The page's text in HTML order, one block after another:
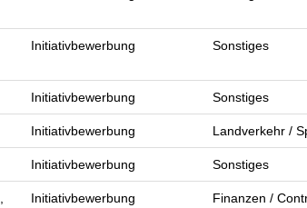
Initiativbewerbung Sonstiges
Initiativbewerbung Sonstiges
Initiativbewerbung Landverkehr /
Initiativbewerbung Sonstiges
Initiativbewerbung
Finanzen /